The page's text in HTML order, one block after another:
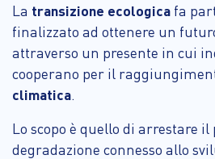
La transizione ecologica fa
finalizzato ad ottenere un
attraverso un presente in cui
cooperano per il
climatica.
Lo scopo è quello di arrestare il
degradazione connesso allo